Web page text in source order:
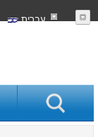
עִברִית